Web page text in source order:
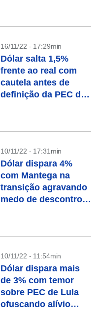
16/11/22 - 17:29min
Dólar salta 1,5%
frente ao real com
cautela antes de
definição da PEC da
10/11/22 - 17:31min
Dólar dispara 4%
com Mantega na
transição agravando
medo de descontrole
10/11/22 - 11:54min
Dólar dispara mais
de 3% com temor
sobre PEC de Lula
ofuscando alívio